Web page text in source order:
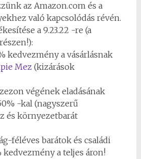
az Amazon.com és a
való kapcsolódás révén.
a 9.23.22 -re (a
kedvezmény a vásárlásnak
Mez (kizárások
végének eladásának
-kal (nagyszerű
és környezetbarát
féléves barátok és családi
kedvezmény a teljes áron!